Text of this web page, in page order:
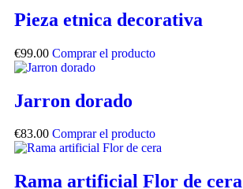
Pieza etnica decorativa
€99.00 Comprar el producto
Jarron dorado
€83.00 Comprar el producto
Rama artificial Flor de cera